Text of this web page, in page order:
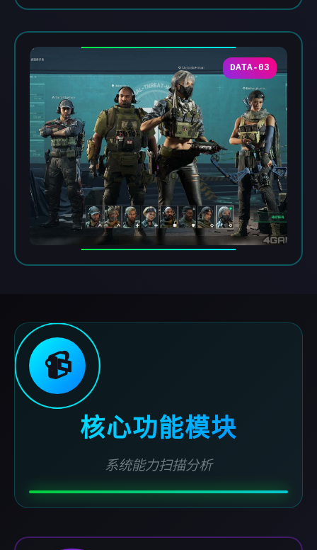
DATA-03
📹
核心功能模块
系统能力扫描分析